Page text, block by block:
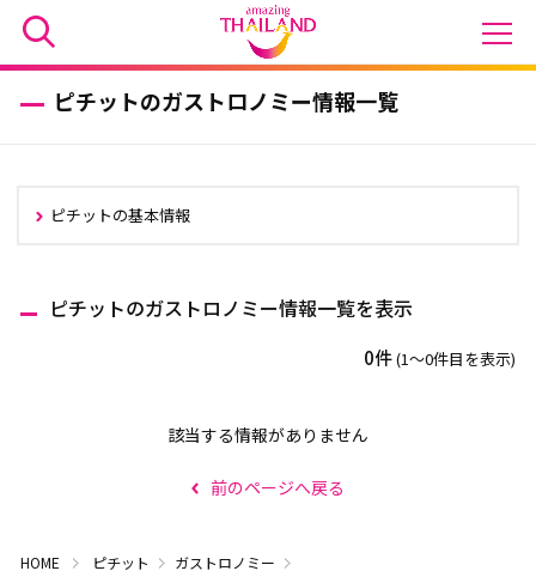
ピチットのガストロノミー情報一覧
ピチットの基本情報
ピチットのガストロノミー情報一覧を表示
0件(1〜0件目を表示)
該当する情報がありません
前のページへ戻る
HOME ピチット
ガストロノミー